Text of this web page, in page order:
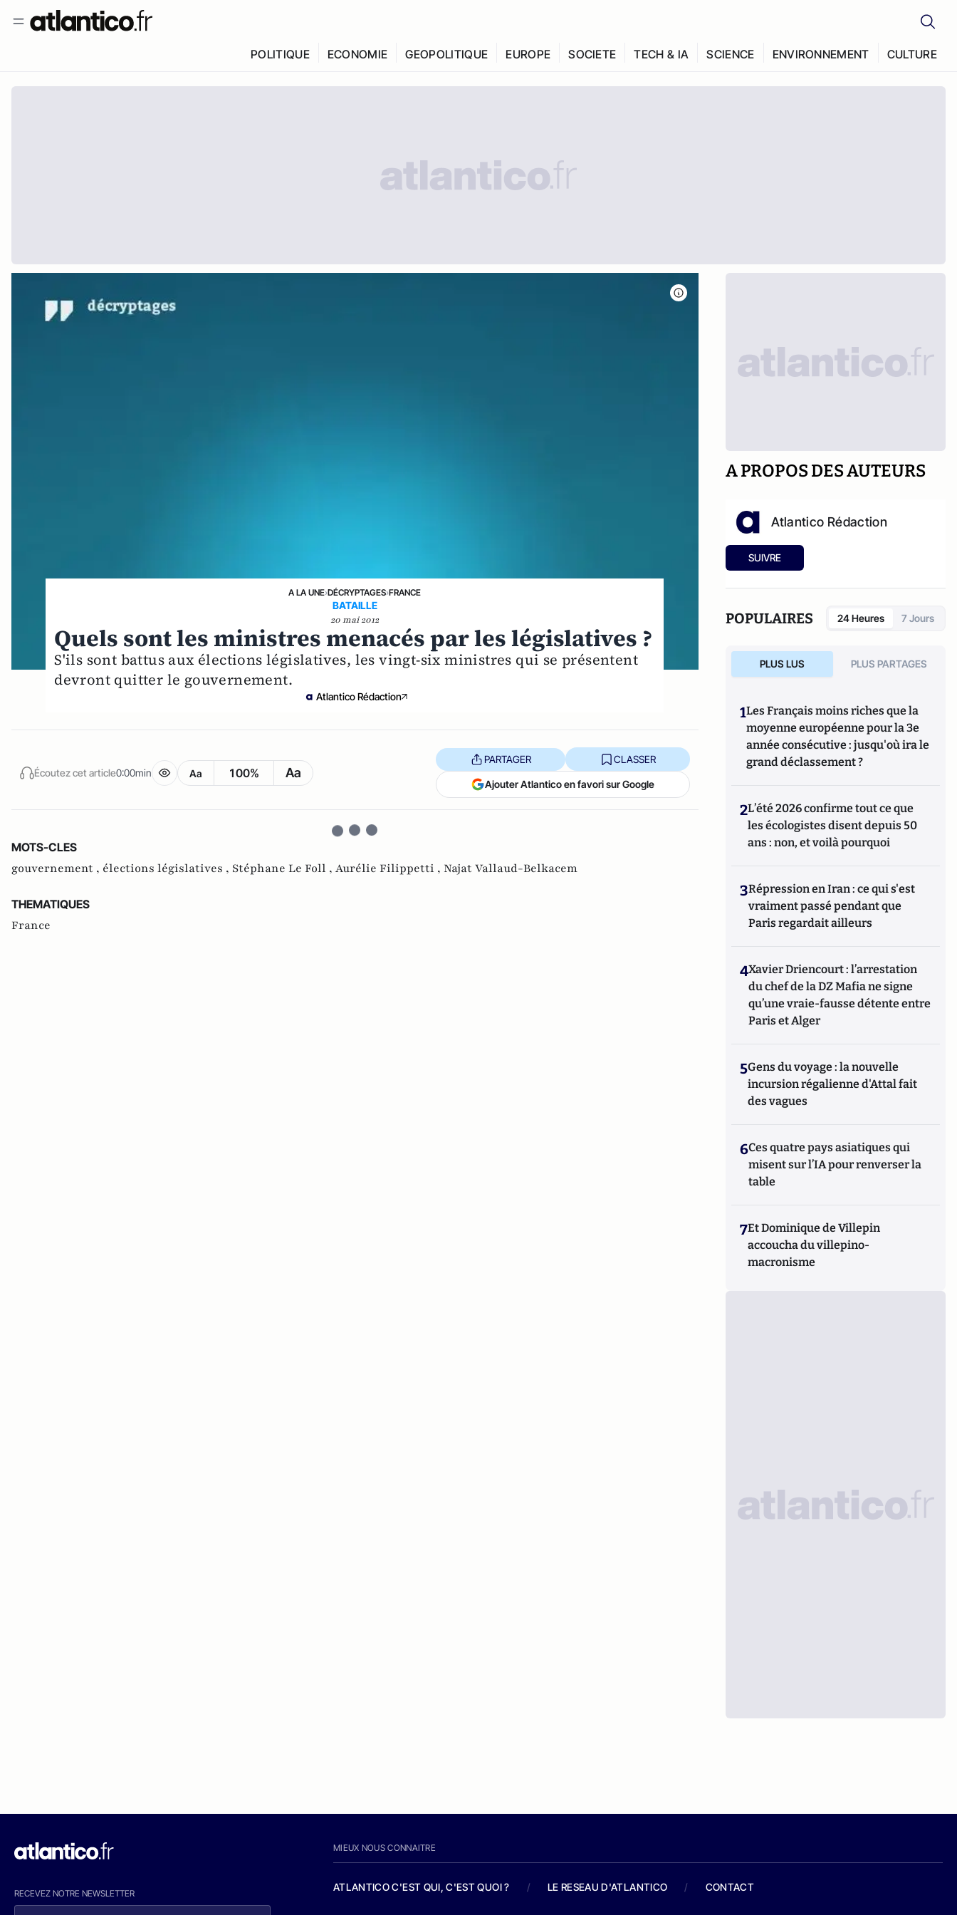
POLITIQUE ECONOMIE GEOPOLITIQUE EUROPE SOCIETE TECH & IA SCIENCE ENVIRONNEMENT CULTURE
A LA UNE›DÉCRYPTAGES›FRANCE
BATAILLE
20 mai 2012
Quels sont les ministres menacés par les législatives ?
S'ils sont battus aux élections législatives, les vingt-six ministres qui se présentent
devront quitter le gouvernement.
Atlantico Rédaction
Écoutez cet article0:00min Aa 100% Aa
PARTAGER CLASSER
Ajouter Atlantico en favori sur Google
MOTS-CLES
gouvernement , élections législatives , Stéphane Le Foll , Aurélie Filippetti , Najat Vallaud-Belkacem
THEMATIQUES
France
A PROPOS DES AUTEURS
Atlantico Rédaction
SUIVRE
POPULAIRES 24 Heures 7 Jours
PLUS LUS PLUS PARTAGES
1Les Français moins riches que la
moyenne européenne pour la 3e
année consécutive : jusqu'où ira le
grand déclassement ?
2L’été 2026 confirme tout ce que
les écologistes disent depuis 50
ans : non, et voilà pourquoi
3Répression en Iran : ce qui s'est
vraiment passé pendant que
Paris regardait ailleurs
4Xavier Driencourt : l’arrestation
du chef de la DZ Mafia ne signe
qu’une vraie-fausse détente entre
Paris et Alger
5Gens du voyage : la nouvelle
incursion régalienne d'Attal fait
des vagues
6Ces quatre pays asiatiques qui
misent sur l’IA pour renverser la
table
7Et Dominique de Villepin
accoucha du villepino-
macronisme
RECEVEZ NOTRE NEWSLETTER
MIEUX NOUS CONNAITRE
ATLANTICO C'EST QUI, C'EST QUOI ? / LE RESEAU D'ATLANTICO / CONTACT